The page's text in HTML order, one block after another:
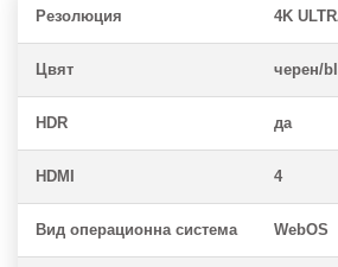
Резолюция 4K
Цвят черен/
HDR да
HDMI 4
Вид операционна система WebOS